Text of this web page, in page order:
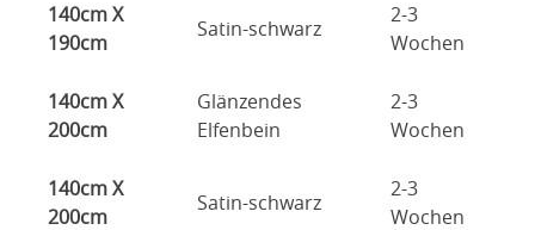
140cm X
190cm
Satin-schwarz
2-3
Wochen
140cm X
200cm
Glänzendes
Elfenbein
2-3
Wochen
140cm X
200cm
Satin-schwarz
2-3
Wochen